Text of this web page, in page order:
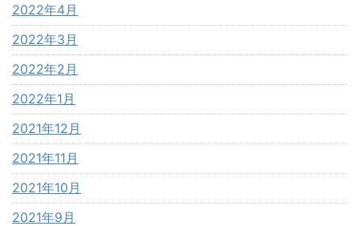
2022年4月
2022年3月
2022年2月
2022年1月
2021年12月
2021年11月
2021年10月
2021年9月